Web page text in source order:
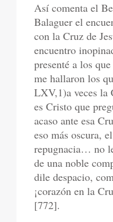
Así comenta el
Balaguer el
con la Cruz de
encuentro
presenté a los
me hallaron los
LXV,1)a veces la
es Cristo que
acaso ante esa
eso más oscura,
repugnacia… no
de una noble
dile despacio,
¡corazón en la
[772].